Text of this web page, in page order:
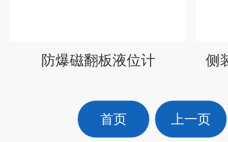
防爆磁翻板液位计 侧
首页 上一页